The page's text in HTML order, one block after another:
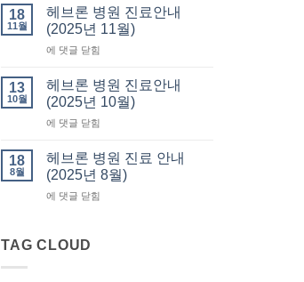
요
서
류
발
사
회
회
비
부
(회
계
부)
회
계
혜
교
18
11월
헤브론 병원 진료안내
(2025년 11월)
헤
론
병
원
진
안
내
(2025
년
에 댓글 닫힘
13
10월
헤브론 병원 진료안내
(2025년 10월)
헤
론
병
원
진
내
에 댓글 닫힘
18
8월
헤브론 병원 진료 안내
(2025년 8월)
헤
병
에 댓글 닫힘
TAG CLOUD